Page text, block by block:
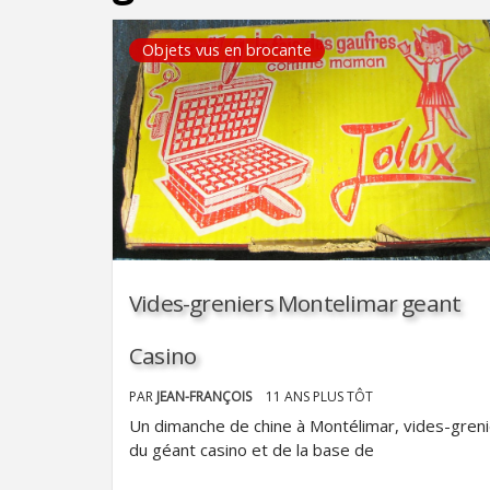
Objets vus en brocante
Vides-greniers Montelimar geant
Casino
PAR JEAN-FRANÇOIS 11 ANS PLUS TÔT
Un dimanche de chine à Montélimar, vides-
du géant casino et de la base de